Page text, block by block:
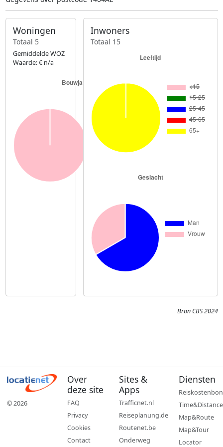
Woningen
Totaal 5
Gemiddelde WOZ
Waarde: € n/a
Inwoners
Totaal 15
Bron CBS 2024
© 2026
Over
deze site
FAQ
Privacy
Cookies
Contact
Sites &
Apps
Trafficnet.nl
Reiseplanung.de
Routenet.be
Onderweg
Diensten
Reiskostenbon
Time&Distance
Map&Route
Map&Tour
Locator